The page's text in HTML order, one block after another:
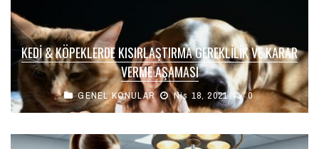
KEDI & KÖPEKLERDE KISIRLAŞTIRMA GEREKLILIK VE KARAR
VERME AŞAMASI
GENEL KONULAR Nis 18, 2021 0